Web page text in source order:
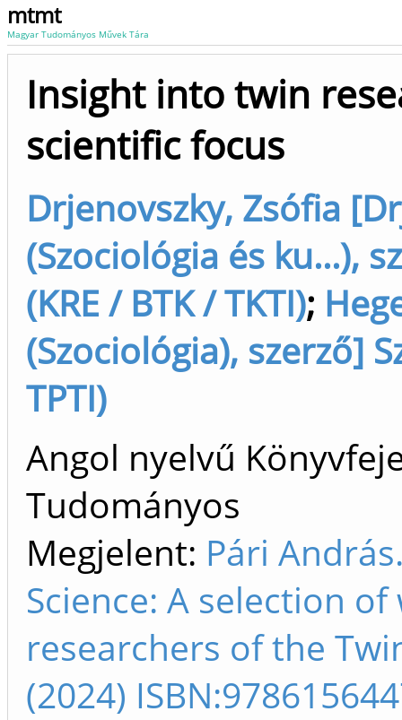
mtmt
Magyar Tudományos Művek Tára
Insight into twin
scientific focus
Drjenovszky, Zsófia
(Szociológia és ku...),
(KRE / BTK / TKTI);
(Szociológia), szerző]
TPTI)
Angol nyelvű
Tudományos
Megjelent: Pári
Science: A selection
researchers of the
(2024)